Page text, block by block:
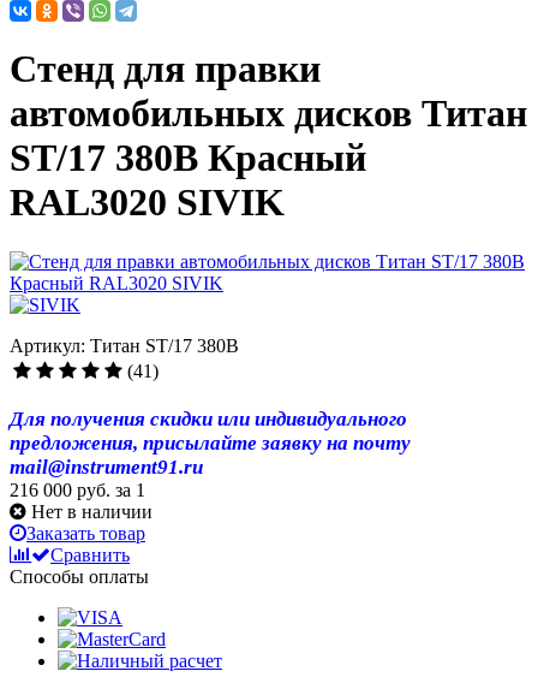
Стенд для правки
автомобильных дисков Титан
ST/17 380В Красный
RAL3020 SIVIK
Артикул: Титан ST/17 380В
(41)
Для получения скидки или индивидуального
предложения, присылайте заявку на почту
mail@instrument91.ru
216 000 руб. за 1
Нет в наличии
Заказать товар
Сравнить
Способы оплаты